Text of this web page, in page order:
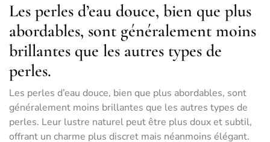
Les perles d’eau douce, bien que plus
abordables, sont généralement moins
brillantes que les autres types de
perles.
Les perles d’eau douce, bien que plus abordables, sont
généralement moins brillantes que les autres types de
perles. Leur lustre naturel peut être plus doux et subtil,
offrant un charme plus discret mais néanmoins élégant.